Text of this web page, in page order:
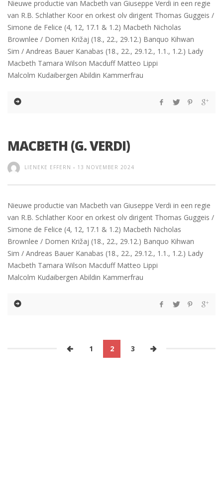
Nieuwe productie van Macbeth van Giuseppe Verdi in een regie
van R.B. Schlather Koor en orkest olv dirigent Thomas Guggeis /
Simone de Felice (4, 12, 17.1 & 1.2) Macbeth Nicholas
Brownlee / Domen Križaj (18., 22., 29.12.) Banquo Kihwan
Sim / Andreas Bauer Kanabas (18., 22., 29.12., 1.1., 1.2.) Lady
Macbeth Tamara Wilson Macduff Matteo Lippi
Malcolm Kudaibergen Abildin Kammerfrau
MACBETH (G. VERDI)
LIENEKE EFFERN - 13 NOVEMBER 2024
Nieuwe productie van Macbeth van Giuseppe Verdi in een regie
van R.B. Schlather Koor en orkest olv dirigent Thomas Guggeis /
Simone de Felice (4, 12, 17.1 & 1.2) Macbeth Nicholas
Brownlee / Domen Križaj (18., 22., 29.12.) Banquo Kihwan
Sim / Andreas Bauer Kanabas (18., 22., 29.12., 1.1., 1.2.) Lady
Macbeth Tamara Wilson Macduff Matteo Lippi
Malcolm Kudaibergen Abildin Kammerfrau
1 2 3